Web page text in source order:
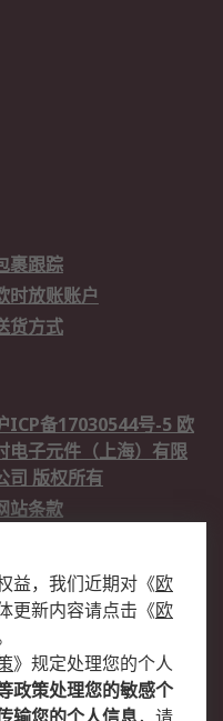
裹跟踪
时放账账户
货方式
ICP备17030544号-5 欧
电子元件（上海）有限
司 版权所有
站条款
户和付款
球办事处
闻中心
益，我们近期对 《欧
更新内容请点击 《欧
》 规定处理您的个人
政策处理您的敏感个